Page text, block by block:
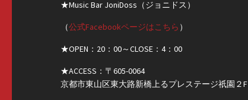
★Music Bar JoniDoss（ジョニドス）
（公式Facebookページはこちら ）
★OPEN：20：00～CLOSE：4：00
★ACCESS：〒605-0064
京都市東山区東大路新橋上るプレステージ祇園２F